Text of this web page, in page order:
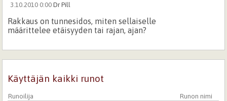
3.10.2010 0:00 Dr Pill
Rakkaus on tunnesidos, miten sellaiselle
määrittelee etäisyyden tai rajan, ajan?
tää on hyvä, tiedän miltä tuntuu kun rakkaaseen on
välimatkaa :)
Käyttäjän kaikki runot
Runoilija Runon nimi